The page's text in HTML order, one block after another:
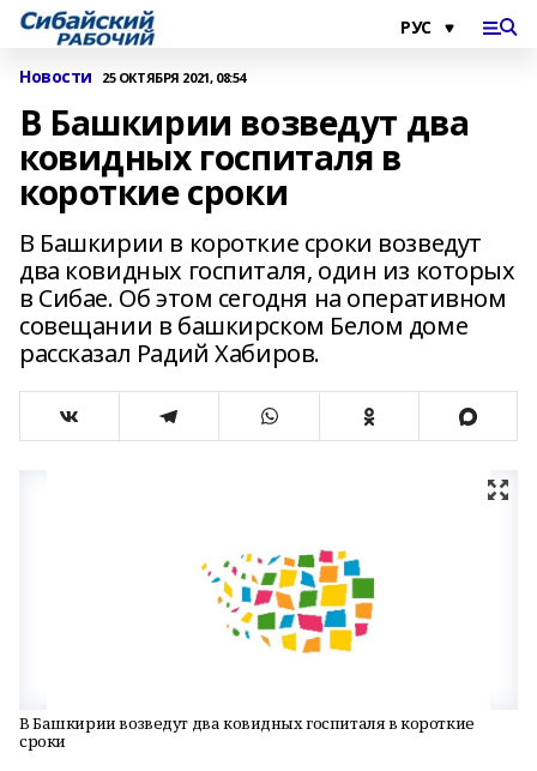
Новости 25 ОКТЯБРЯ 2021, 08:54
В Башкирии возведут два
ковидных госпиталя в
короткие сроки
В Башкирии в короткие сроки возведут
два ковидных госпиталя, один из которых
в Сибае. Об этом сегодня на оперативном
совещании в башкирском Белом доме
рассказал Радий Хабиров.
В Башкирии возведут два ковидных госпиталя в короткие
сроки